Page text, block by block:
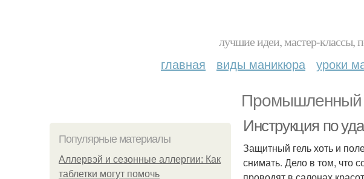
лучшие идеи, мастер-классы,
главная виды маникюра уроки
Популярные материалы
Аллервэй и сезонные аллергии: Как
таблетки могут помочь
Инструкция по
Защитный гель хоть и
снимать. Дело в том, что